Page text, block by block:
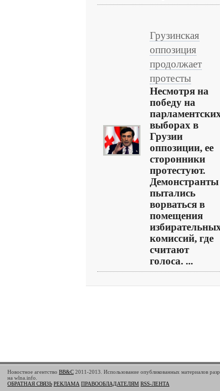
Грузинская
оппозиция
продолжает
протесты
Несмотря на
победу на
выборах в
Грузии
оппозиции, ее
сторонники
протестуют.
Демонстранты
пытались
ворваться в
помещения
комиссий, где
считают
голоса. ...
Новостное агентство BB&C 2011-2013. Использование опубликованных материалов
на wlna.info.
ОБРАТНАЯ СВЯЗЬ РЕКЛАМА ПРАВООБЛАДАТЕЛЯМ RSS-ЛЕНТА